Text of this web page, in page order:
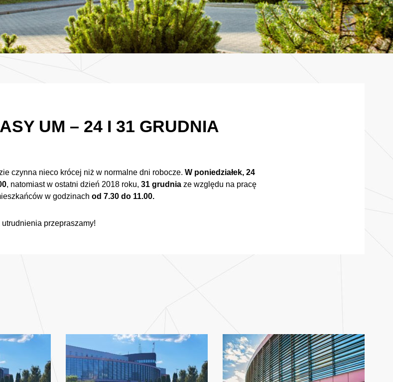
UM – 24 I 31 GRUDNIA
czynna nieco krócej niż w normalne dni robocze. W poniedziałek, 24
, natomiast w ostatni dzień 2018 roku, 31 grudnia ze względu na pracę
w godzinach od 7.30 do 11.00.
przepraszamy!